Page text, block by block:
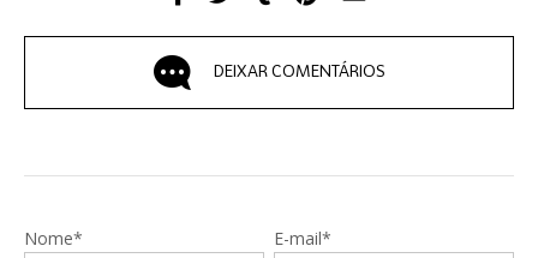
DEIXAR COMENTÁRIOS
Nome* E-mail*